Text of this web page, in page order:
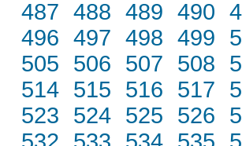
487 488 489 490
496 497 498 499
505
506 507 508
514 515 516 517
523
524 525 526